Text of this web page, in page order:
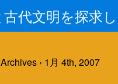
Archives › 1月 4th, 2007